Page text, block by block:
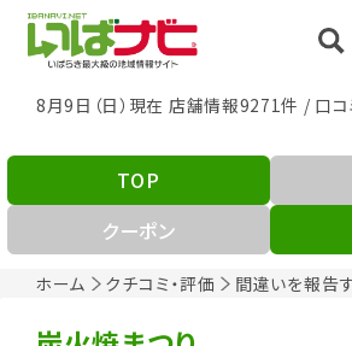
8月9日（日）現在 店舗情報9271件 / 口
ホーム クチコミ・評価 間違いを報告
TOP
クーポン